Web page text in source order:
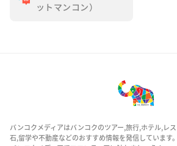
ットマンコン）
バンコクメディアはバンコクのツアー,旅行,ホテル,レ
石,留学や不動産などのおすすめ情報を発信しています。